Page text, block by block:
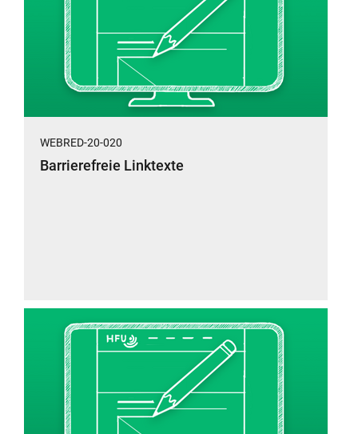
WEBRED-20-020
Barrierefreie Linktexte